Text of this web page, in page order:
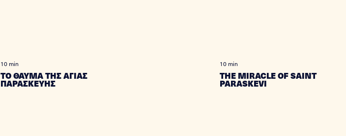
10 min
ΤΟ ΘΑΥΜΑ ΤΗΣ ΑΓΙΑΣ
ΠΑΡΑΣΚΕΥΗΣ
10 min
THE MIRACLE OF SAINT
PARASKEVI